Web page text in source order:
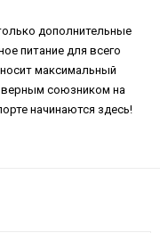
дополнительные
питание для всего
максимальный
верным союзником на
начинаются здесь!